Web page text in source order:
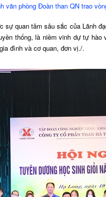
văn phòng Đoàn than QN trao
sự quan tâm sâu sắc của Lãnh
thống, là niềm vinh dự tự
đình và cơ quan, đơn vị./.